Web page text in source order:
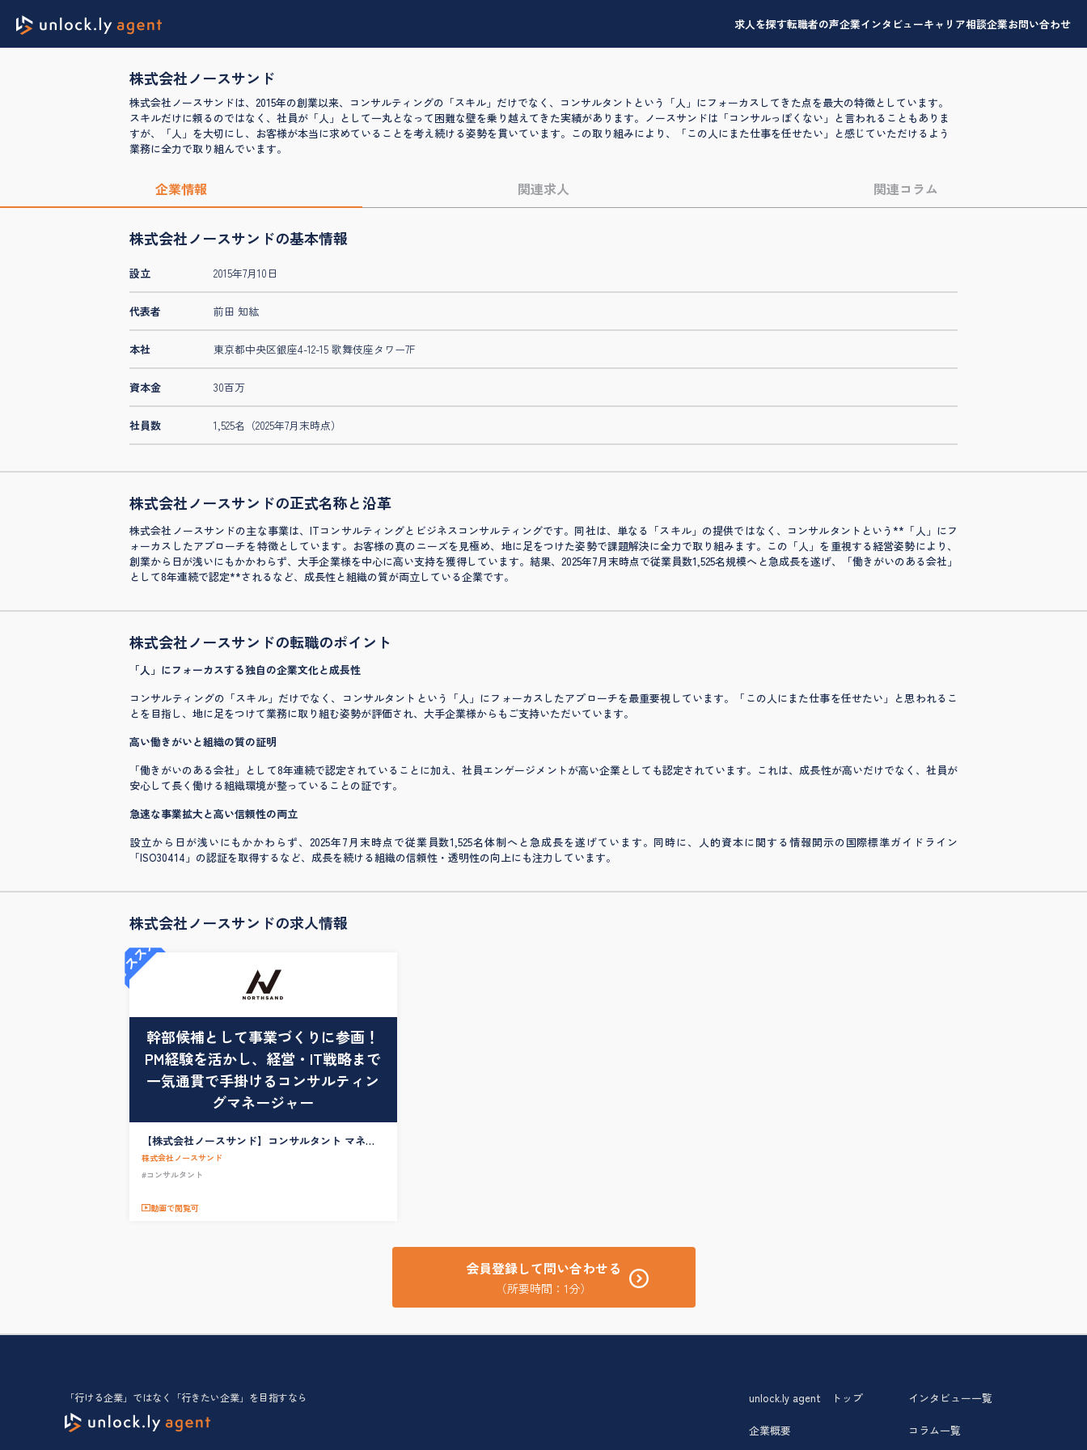
求人を探す転職者の声企業インタビューキャリア相談企業お問い合わせ
株式会社ノースサンド
株式会社ノースサンドは、2015年の創業以来、コンサルティングの「スキル」だけでなく、コンサルタントという「人」にフォーカスしてきた点を最大の特徴としています。
スキルだけに頼るのではなく、社員が「人」として一丸となって困難な壁を乗り越えてきた実績があります。ノースサンドは「コンサルっぽくない」と言われることもありま
すが、「人」を大切にし、お客様が本当に求めていることを考え続ける姿勢を貫いています。この取り組みにより、「この人にまた仕事を任せたい」と感じていただけるよう
業務に全力で取り組んでいます。
企業情報 関連求人 関連コラム
株式会社ノースサンドの基本情報
設立 2015年7月10日
代表者 前田 知紘
本社 東京都中央区銀座4-12-15 歌舞伎座タワー7F
資本金 30百万
社員数 1,525名（2025年7月末時点）
株式会社ノースサンドの正式名称と沿革
株式会社ノースサンドの主な事業は、ITコンサルティングとビジネスコンサルティングです。同社は、単なる「スキル」の提供ではなく、コンサルタントという**「人」にフ
ォーカスしたアプローチを特徴としています。お客様の真のニーズを見極め、地に足をつけた姿勢で課題解決に全力で取り組みます。この「人」を重視する経営姿勢により、
創業から日が浅いにもかかわらず、大手企業様を中心に高い支持を獲得しています。結果、2025年7月末時点で従業員数1,525名規模へと急成長を遂げ、「働きがいのある会社」
として8年連続で認定**されるなど、成長性と組織の質が両立している企業です。
株式会社ノースサンドの転職のポイント
「人」にフォーカスする独自の企業文化と成長性
コンサルティングの「スキル」だけでなく、コンサルタントという「人」にフォーカスしたアプローチを最重要視しています。「この人にまた仕事を任せたい」と思われるこ
とを目指し、地に足をつけて業務に取り組む姿勢が評価され、大手企業様からもご支持いただいています。
高い働きがいと組織の質の証明
「働きがいのある会社」として8年連続で認定されていることに加え、社員エンゲージメントが高い企業としても認定されています。これは、成長性が高いだけでなく、社員が
安心して長く働ける組織環境が整っていることの証です。
急速な事業拡大と高い信頼性の両立
設立から日が浅いにもかかわらず、2025年7月末時点で従業員数1,525名体制へと急成長を遂げています。同時に、人的資本に関する情報開示の国際標準ガイドライン
「ISO30414」の認証を取得するなど、成長を続ける組織の信頼性・透明性の向上にも注力しています。
株式会社ノースサンドの求人情報
オススメ
幹部候補として事業づくりに参画！
PM経験を活かし、経営・IT戦略まで
一気通貫で手掛けるコンサルティン
グマネージャー
動画で閲覧可
【株式会社ノースサンド】コンサルタント マネー
ジャ（東京/大阪）
株式会社ノースサンド
#コンサルタント
会員登録して問い合わせる
（所要時間：1分）
unlock.ly agent トップ
企業概要
インタビュー一覧
コラム一覧
「行ける企業」ではなく「行きたい企業」を目指すなら